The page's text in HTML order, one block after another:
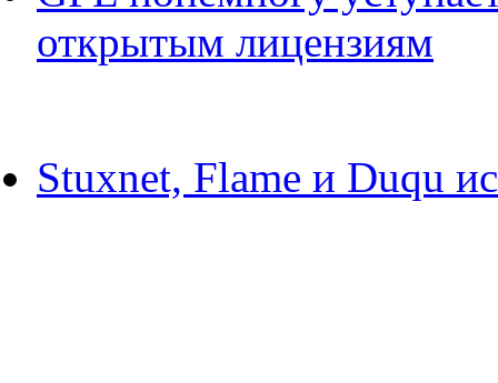
открытым лицензиям
Stuxnet, Flame и Duqu